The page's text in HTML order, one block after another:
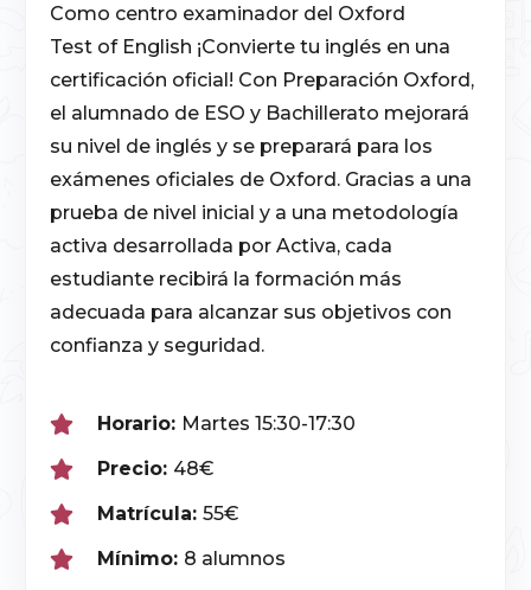
Como centro examinador del Oxford
Test of English ¡Convierte tu inglés en una
certificación oficial! Con Preparación Oxford,
el alumnado de ESO y Bachillerato mejorará
su nivel de inglés y se preparará para los
exámenes oficiales de Oxford. Gracias a una
prueba de nivel inicial y a una metodología
activa desarrollada por Activa, cada
estudiante recibirá la formación más
adecuada para alcanzar sus objetivos con
confianza y seguridad.
Horario: Martes 15:30-17:30
Precio: 48€
Matrícula: 55€
Mínimo: 8 alumnos